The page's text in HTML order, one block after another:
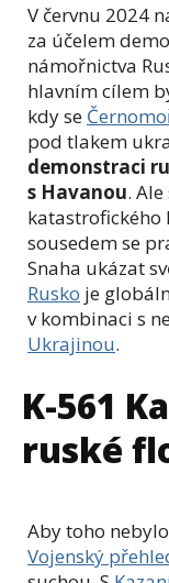
V červnu 2024
za účelem
námořnictva
hlavním cílem
kdy se
pod tlakem
demonstraci
s Havanou.
katastrofického
sousedem se
Snaha ukázat
Rusko je
v kombinaci s
Ukrajinou.
K-561
ruské
Aby toho
Vojenský